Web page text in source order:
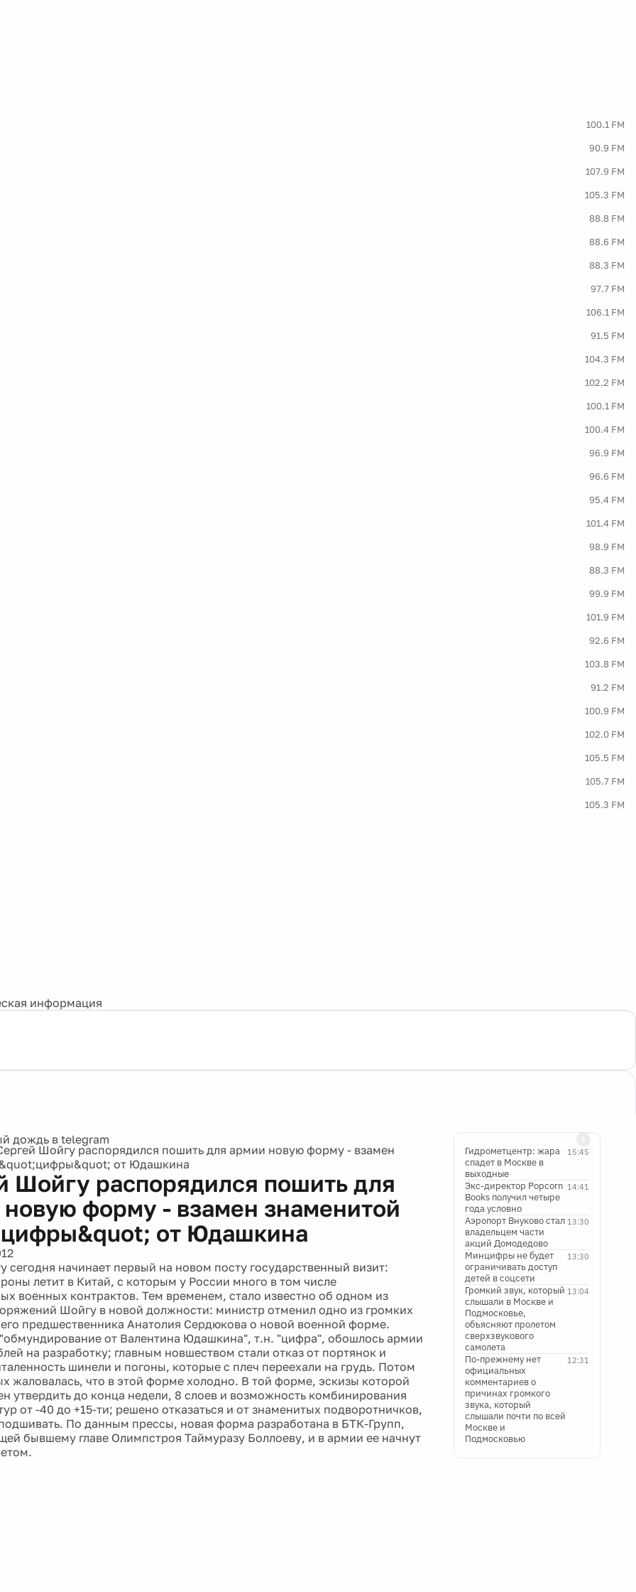
100.1 FM
90.9 FM
107.9 FM
105.3 FM
88.8 FM
88.6 FM
88.3 FM
97.7 FM
106.1 FM
91.5 FM
104.3 FM
102.2 FM
100.1 FM
100.4 FM
96.9 FM
96.6 FM
95.4 FM
101.4 FM
98.9 FM
88.3 FM
99.9 FM
101.9 FM
92.6 FM
103.8 FM
91.2 FM
100.9 FM
102.0 FM
105.5 FM
105.7 FM
105.3 FM
информация
Шойгу распорядился пошить для армии новую форму - взамен
от Юдашкина
Шойгу распорядился пошить для
форму - взамен знаменитой
от Юдашкина
сегодня начинает первый на новом посту государственный визит:
летит в Китай, с которым у России много в том числе
военных контрактов. Тем временем, стало известно об одном из
Шойгу в новой должности: министр отменил одно из громких
предшественника Анатолия Сердюкова о новой военной форме.
от Валентина Юдашкина", т.н. "цифра", обошлось армии
на разработку; главным новшеством стали отказ от портянок и
шинели и погоны, которые с плеч переехали на грудь. Потом
жаловалась, что в этой форме холодно. В той форме, эскизы которой
утвердить до конца недели, 8 слоев и возможность комбинирования
от -40 до +15-ти; решено отказаться и от знаменитых подворотничков,
По данным прессы, новая форма разработана в БТК-Групп,
бывшему главе Олимпстроя Таймуразу Боллоеву, и в армии ее начнут
15:45
Гидрометцентр: жара
спадет в Москве в
выходные
14:41
Экс-директор Popcorn
Books получил четыре
года условно
13:30
Аэропорт Внуково стал
владельцем части
акций Домодедово
13:30
Минцифры не будет
ограничивать доступ
детей в соцсети
13:04
Громкий звук, который
слышали в Москве и
Подмосковье,
объясняют пролетом
сверхзвукового
самолета
12:31
По-прежнему нет
официальных
комментариев о
причинах громкого
звука, который
слышали почти по всей
Москве и
Подмосковью